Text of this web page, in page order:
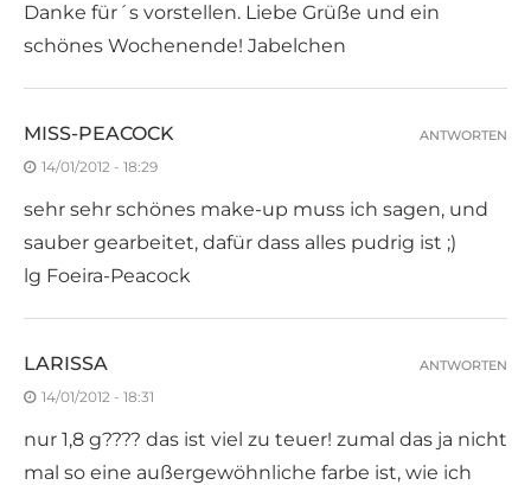
Danke für´s vorstellen. Liebe Grüße und ein
schönes Wochenende! Jabelchen
MISS-PEACOCK
14/01/2012 - 18:29
sehr sehr schönes make-up muss ich sagen, und
sauber gearbeitet, dafür dass alles pudrig ist ;)
lg Foeira-Peacock
ANTWORTEN
LARISSA
14/01/2012 - 18:31
nur 1,8 g???? das ist viel zu teuer! zumal das ja nicht
mal so eine außergewöhnliche farbe ist, wie ich
ANTWORTEN